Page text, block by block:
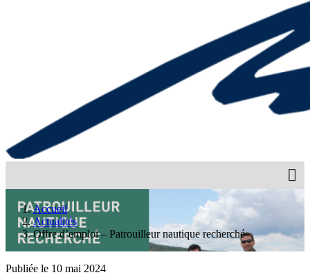
Accueil
Actualités
Offre d’emploi – Patrouilleur nautique recherché
Publiée le 10 mai 2024